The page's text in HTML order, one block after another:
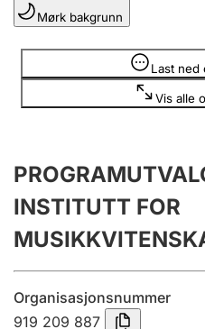
Lag og forening
Registrere, endre, slette
Flere
Årsregnskap
Innsending og
Jeger
Mørk bakgrunn
Last ned
Vis alle
Opplysninger er skjult
INSTITUTT FOR
Organisasjonsnummer
919 209 887